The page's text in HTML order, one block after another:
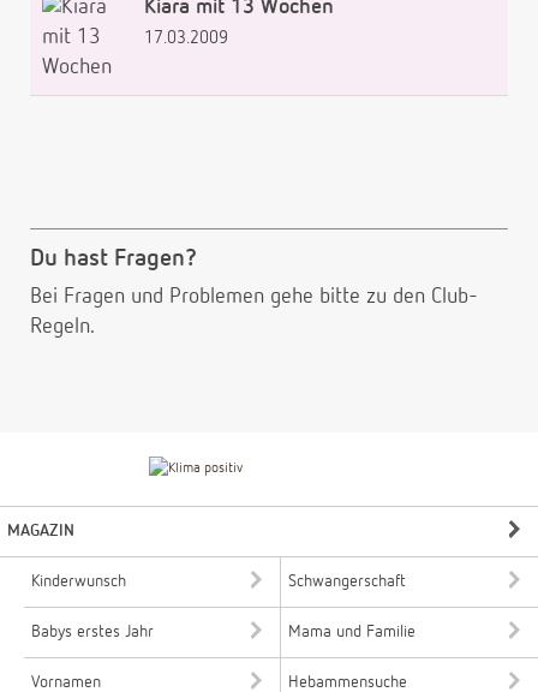
Kiara mit 13 Wochen
17.03.2009
Du hast Fragen?
Bei Fragen und Problemen gehe bitte zu den Club-
Regeln.
MAGAZIN
Kinderwunsch Schwangerschaft
Babys erstes Jahr Mama und Familie
Vornamen Hebammensuche